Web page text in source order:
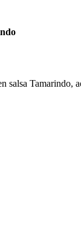
salsa Tamarindo,